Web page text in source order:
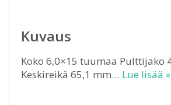
Kuvaus
Koko 6,0×15 tuumaa Pulttijako
Keskireikä 65,1 mm… Lue lisää »